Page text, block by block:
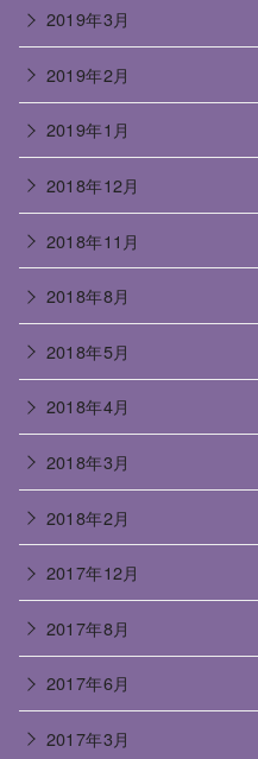
2019年3月
2019年2月
2019年1月
2018年12月
2018年11月
2018年8月
2018年5月
2018年4月
2018年3月
2018年2月
2017年12月
2017年8月
2017年6月
2017年3月